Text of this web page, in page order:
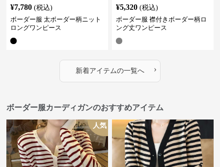
¥7,780 (税込)
ボーダー服 太ボーダー柄ニット
ロングワンピース
¥5,320 (税込)
ボーダー服 襟付きボーダー柄ロ
ング丈ワンピース
新着アイテムの一覧へ ›
ボーダー服カーディガンのおすすめアイテム
人気